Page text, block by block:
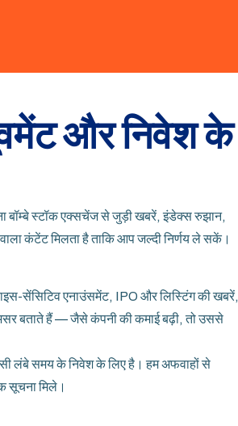
और निवेश के
बॉम्बे स्टॉक एक्सचेंज से जुड़ी खबरें, इंडेक्स रुझान,
कंटेंट मिलता है ताकि आप जल्दी निर्णय ले सकें।
सेंसिटिव एनाउंसमेंट, IPO और लिस्टिंग की खबरें,
बताते हैं — जैसे कंपनी की कमाई बढ़ी, तो उससे
लंबे समय के निवेश के लिए है। हम अफवाहों से
सूचना मिले।